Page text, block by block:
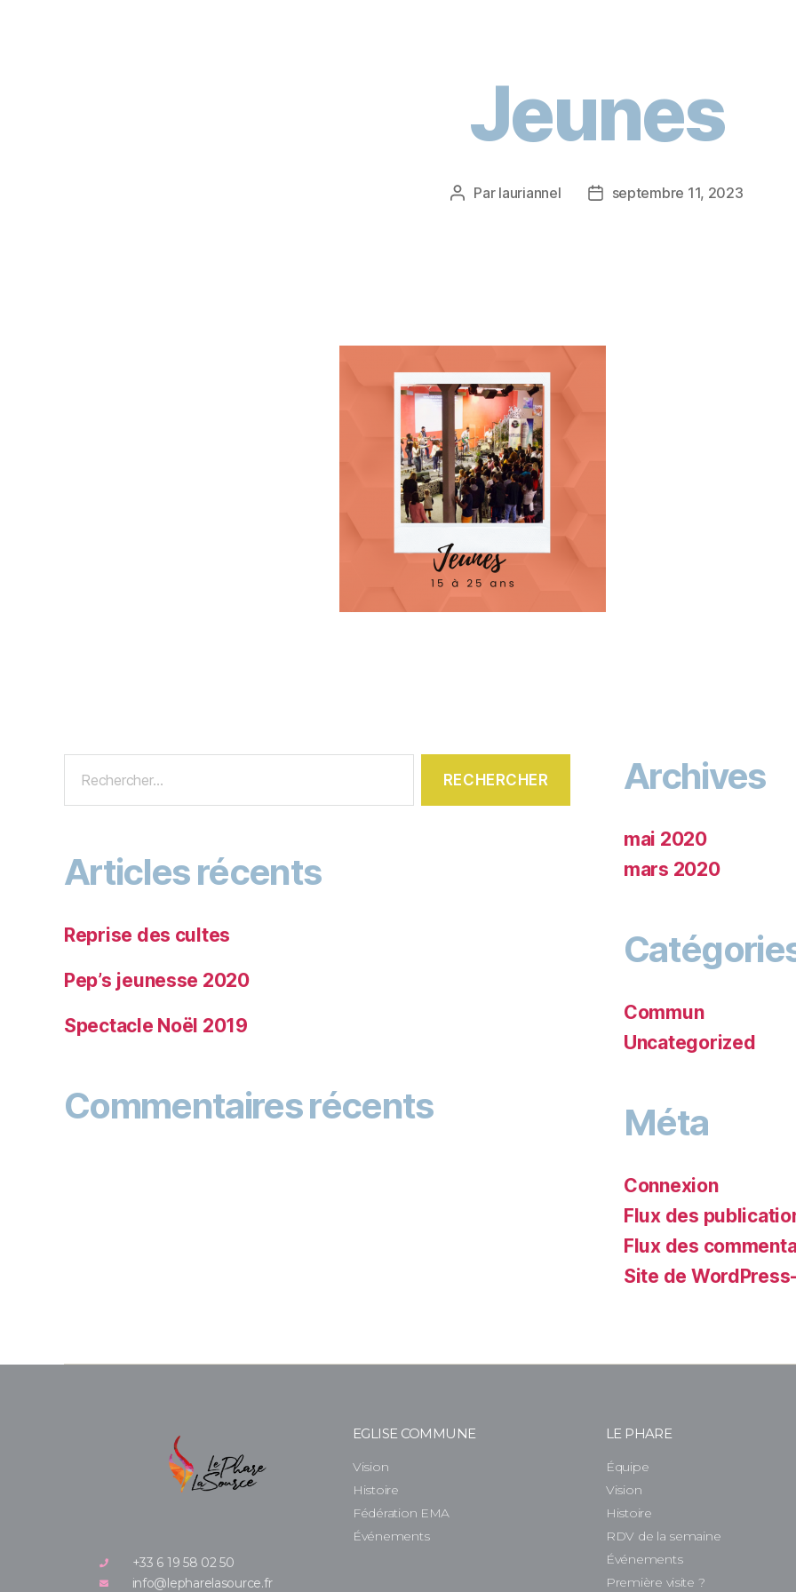
Jeunes
Par lauriannel septembre 11, 2023
Articles récents
Reprise des cultes
Pep’s jeunesse 2020
Spectacle Noël 2019
Commentaires récents
Archives
mai 2020
mars 2020
Commun
Uncategorized
Méta
Connexion
Flux des
Flux des
Site de
+33 6 19 58 02 50
info@lepharelasource.fr
EGLISE COMMUNE
Vision
Histoire
Fédération EMA
Événements
LE PHARE
Équipe
Vision
Histoire
RDV de la semaine
Événements
Première visite ?